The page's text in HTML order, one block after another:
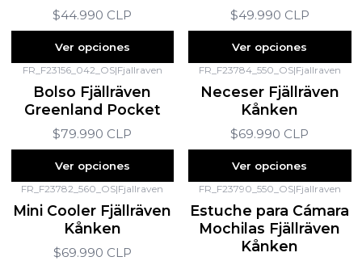
$44.990 CLP
Ver opciones
$49.990 CLP
Ver opciones
FR_F23156_042_OS|Fjallraven
Bolso Fjällräven
Greenland Pocket
$79.990 CLP
Ver opciones
FR_F23784_550_OS|Fjallraven
Neceser Fjällräven
Kånken
$69.990 CLP
Ver opciones
FR_F23782_560_OS|Fjallraven
Mini Cooler Fjällräven
Kånken
$69.990 CLP
FR_F23790_550_OS|Fjallraven
Estuche para Cámara
Mochilas Fjällräven
Kånken